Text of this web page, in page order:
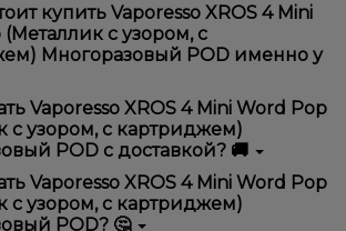
4 Mini Word Pop (Металлик с
Многоразовый POD
высоким качеством, удобством
и надежностью.
купить Vaporesso XROS 4 Mini
с узором, с
Многоразовый POD именно у
только оригинальную продукцию,
выгодные цены и быструю
того, у нас регулярные акции и
Vaporesso XROS 4 Mini Word Pop
с узором, с картриджем)
POD с доставкой? 🚚
можно в несколько кликов:
Vaporesso XROS 4 Mini Word Pop
Vaporesso XROS 4 Mini Word Pop
с узором, с картриджем)
POD? 🤔